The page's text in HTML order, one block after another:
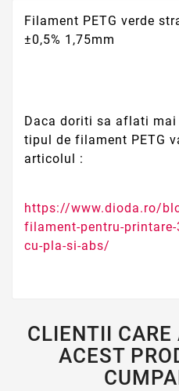
Filament PETG verde
±0,5% 1,75mm
Daca doriti sa aflati
tipul de filament PETG
articolul :
https://www.dioda.ro/
filament-pentru-
cu-pla-si-abs/
CLIENTII
ACEST